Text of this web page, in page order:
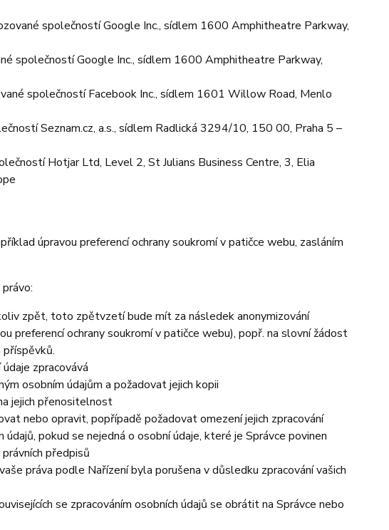
společností Google Inc., sídlem 1600 Amphitheatre Parkway,
společností Google Inc., sídlem 1600 Amphitheatre Parkway,
společností Facebook Inc., sídlem 1601 Willow Road, Menlo
Seznam.cz, a.s., sídlem Radlická 3294/10, 150 00, Praha 5 –
Hotjar Ltd, Level 2, St Julians Business Centre, 3, Elia
úpravou preferencí ochrany soukromí v patičce webu, zasláním
zpět, toto zpětvzetí bude mít za následek anonymizování
preferencí ochrany soukromí v patičce webu), popř. na slovní žádost
příspěvků.
zpracovává
osobním údajům a požadovat jejich kopii
jejich přenositelnost
nebo opravit, popřípadě požadovat omezení jejich zpracování
pokud se nejedná o osobní údaje, které je Správce povinen
předpisů
práva podle Nařízení byla porušena v důsledku zpracování vašich
se zpracováním osobních údajů se obrátit na Správce nebo